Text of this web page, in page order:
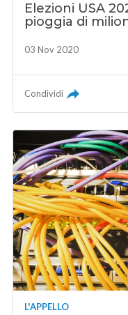
Elezioni USA
pioggia di
03 Nov 2020
Condividi
L'APPELLO